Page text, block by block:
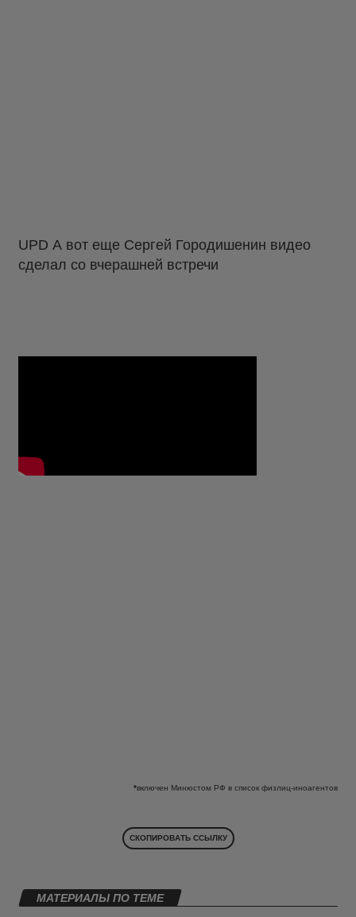
UPD А вот еще Сергей Городишенин видео
сделал со вчерашней встречи
*включен Минюстом РФ в список физлиц-иноагентов
СКОПИРОВАТЬ ССЫЛКУ
МАТЕРИАЛЫ ПО ТЕМЕ